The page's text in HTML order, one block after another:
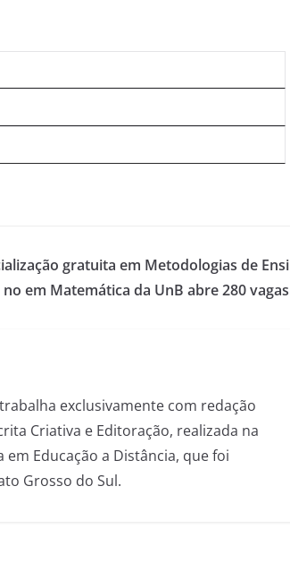
gratuita em Metodologias de Ensi
no em Matemática da UnB abre 280 vagas
exclusivamente com redação
Criativa e Editoração, realizada na
Educação a Distância, que foi
Grosso do Sul.